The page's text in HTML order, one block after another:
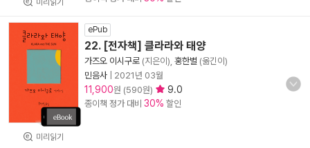
미리읽기
미리읽기
ePub
22. [전자책] 클라라와 태양
가즈오 이시구로 (지은이), 홍한별 (옮긴이)
민음사
2021년 03월
11,900원 (590원) 9.0
종이책 정가 대비 30% 할인